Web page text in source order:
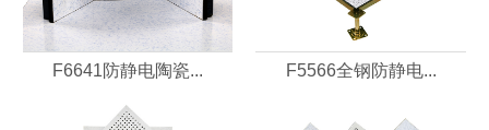
F6641防静电陶瓷... F5566全钢防静电...